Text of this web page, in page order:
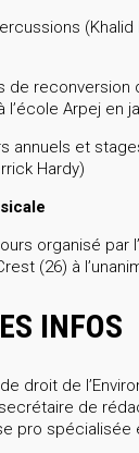
(Khalid
de reconversion
Arpej en
annuels et
Hardy)
organisé par
(26) à
INFOS
droit de
de
pro spécialisée